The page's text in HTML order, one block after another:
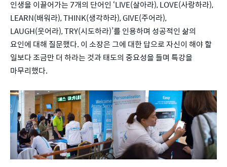
인생을 이끌어가는 7개의 단어인 ‘LIVE(살아라), LOVE(사랑하라),
LEARN(배워라), THINK(생각하라), GIVE(주어라),
LAUGH(웃어라), TRY(시도하라)’를 인용하며 성공적인 삶의
요인에 대해 질문했다. 이 소장은 그에 대한 답으로 자신이 해야 할
일보다 조금만 더 하라는 것과 태도의 중요성을 들며 특강을
마무리했다.